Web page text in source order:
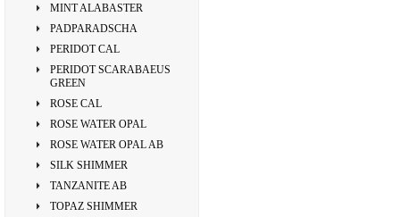
MINT ALABASTER
PADPARADSCHA
PERIDOT CAL
PERIDOT SCARABAEUS
GREEN
ROSE CAL
ROSE WATER OPAL
ROSE WATER OPAL AB
SILK SHIMMER
TANZANITE AB
TOPAZ SHIMMER